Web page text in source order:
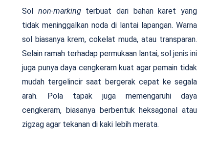
Sol non-markingterbuat dari bahan karet yang
tidak meninggalkan noda di lantai lapangan. Warna
sol biasanya krem, cokelat muda, atau transparan.
Selain ramah terhadap permukaan lantai, sol jenis ini
juga punya daya cengkeram kuat agar pemain tidak
mudah tergelincir saat bergerak cepat ke segala
arah. Pola tapak juga memengaruhi daya
cengkeram, biasanya berbentuk heksagonal atau
zigzag agar tekanan di kaki lebih merata.